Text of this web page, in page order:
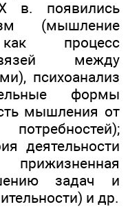
в. появились
(мышление
как процесс
между
психоанализ
формы
мышления от
деятельности
задач и
и др.